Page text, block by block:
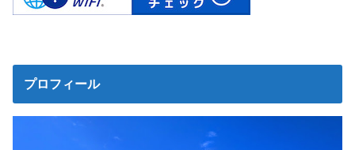
プロフィール